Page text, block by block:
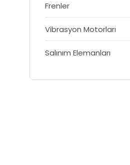
Frenler
Vibrasyon Motorları
Salınım Elemanları